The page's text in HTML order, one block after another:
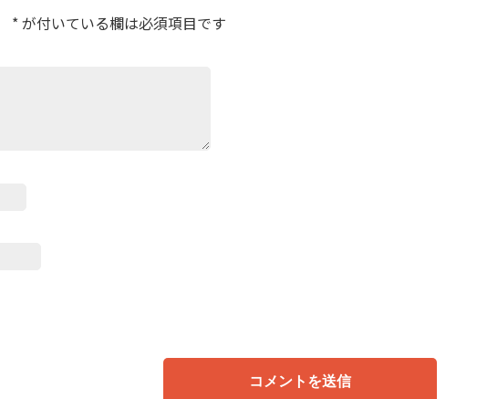
*が付いている欄は必須項目です